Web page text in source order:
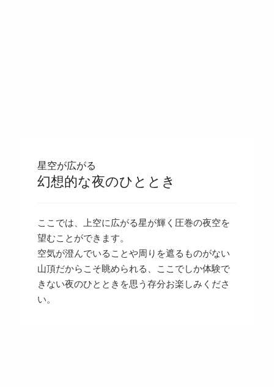
星空が広がる
幻想的な夜のひととき
ここでは、上空に広がる星が輝く圧巻の夜空を
望むことができます。
空気が澄んでいることや周りを遮るものがない
山頂だからこそ眺められる、ここでしか体験で
きない夜のひとときを思う存分お楽しみくださ
い。